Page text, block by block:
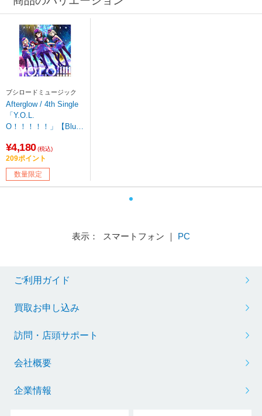
ブシロードミュージック
Afterglow / 4th Single
「Y.O.L.
O！！！！！」【Blu-r
【sof001】
¥4,180 (税込)
209ポイント
数量限定
表示： スマートフォン ｜ PC
ご利用ガイド
買取お申し込み
訪問・店頭サポート
会社概要
企業情報